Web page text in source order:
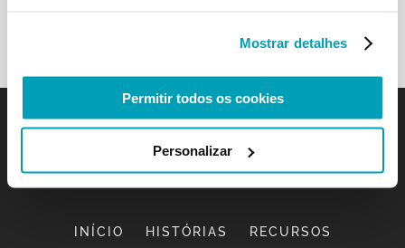
Mostrar detalhes
Permitir todos os cookies
Personalizar
INÍCIO HISTÓRIAS RECURSOS